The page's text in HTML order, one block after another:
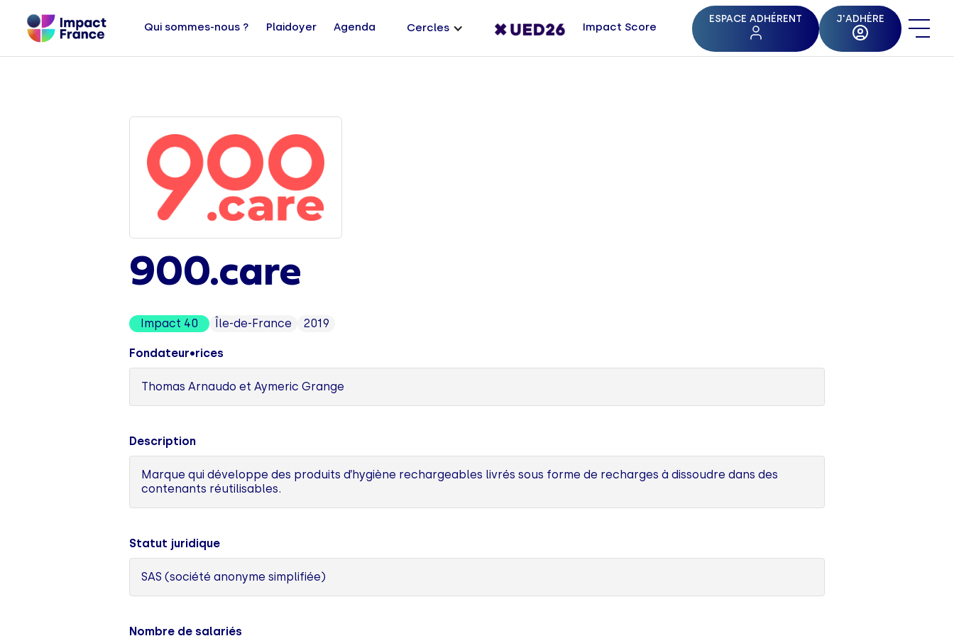
Qui sommes-nous ? Plaidoyer Agenda Cercles Impact Score
ESPACE ADHÉRENT J'ADHÈRE
900.care
Impact 40 Île-de-France 2019
Fondateur•rices
Thomas Arnaudo et Aymeric Grange
Description
Marque qui développe des produits d’hygiène rechargeables livrés sous forme de recharges à dissoudre dans des
contenants réutilisables.
Statut juridique
SAS (société anonyme simplifiée)
Nombre de salariés